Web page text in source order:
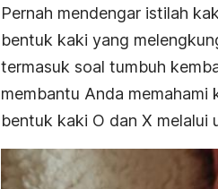
Pernah mendengar istilah
bentuk kaki yang
termasuk soal tumbuh
membantu Anda
bentuk kaki O dan X melalui